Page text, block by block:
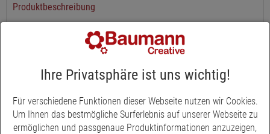
Produktbeschreibung
Unsere Rohholzkugeln natur sind geschliffen und mit einem Loch
versehen. Holzkugeln sind vielseitig einsetzbar, sowohl in der
Floristik z.B. für unser Gestell für Osterbaum, sowie für
sämtliche Bastelarbeiten. Die Kugeln können bemalt, beklebt .
werden. Die Rohholzkugeln sind in verschiedenen Größen
erhältlich.
Ihre Privatsphäre ist uns wichtig!
Für verschiedene Funktionen dieser Webseite nutzen wir Cookies.
Um Ihnen das bestmögliche Surferlebnis auf unserer Webseite zu
ermöglichen und passgenaue Produktinformationen anzuzeigen,